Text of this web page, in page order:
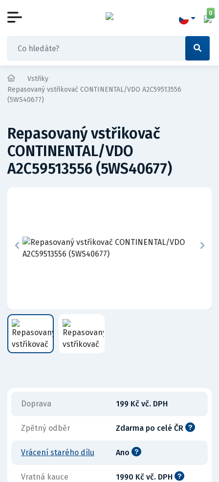
0
Vstřiky
Repasovaný vstřikovač CONTINENTAL/VDO A2C59513556
(5WS40677)
Repasovaný vstřikovač
CONTINENTAL/VDO
A2C59513556 (5WS40677)
Doprava 199 Kč vč. DPH
Zpětný odběr Zdarma po celé ČR
Vrácení starého dílu Ano
Vratná kauce 1990 Kč vč. DPH